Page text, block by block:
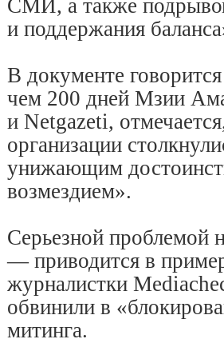
СМИ, а также
и поддержания
В документе
чем 200 дней Мзии
и Netgazeti,
организации
унижающим
возмездием».
Серьезной проблемой
— приводится в
журналистки
обвинили в
митинга.